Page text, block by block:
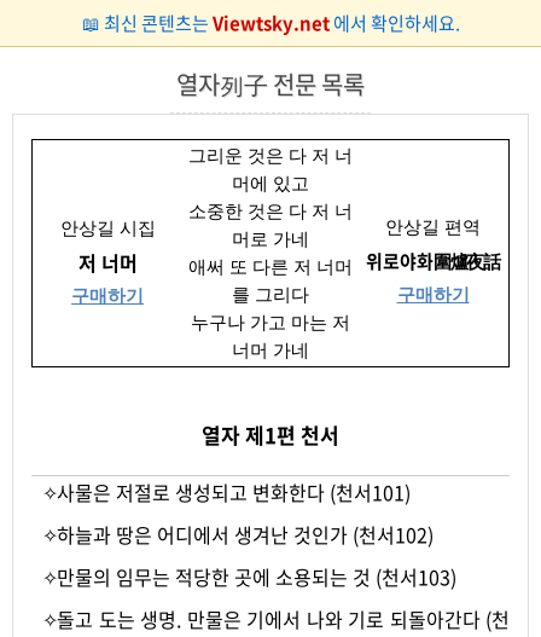
📖 최신 콘텐츠는Viewtsky.net에서 확인하세요.
열자列子 전문 목록
안상길 시집
저 너머
구매하기
그리운 것은 다 저 너
머에 있고
소중한 것은 다 저 너
머로 가네
애써 또 다른 저 너머
를 그리다
누구나 가고 마는 저
너머 가네
안상길 편역
위로야화圍爐夜話
구매하기
열자 제1편 천서
✧사물은 저절로 생성되고 변화한다 (천서101)
✧하늘과 땅은 어디에서 생겨난 것인가 (천서102)
✧만물의 임무는 적당한 곳에 소용되는 것 (천서103)
✧돌고 도는 생명. 만물은 기에서 나와 기로 되돌아간다 (천